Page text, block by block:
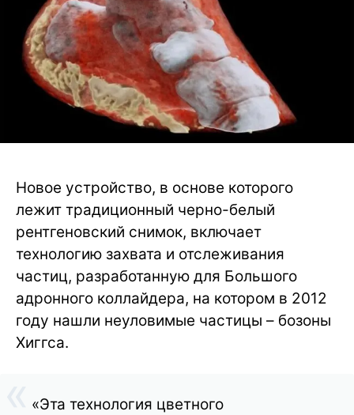
Новое устройство, в основе которого
лежит традиционный черно-белый
рентгеновский снимок, включает
технологию захвата и отслеживания
частиц, разработанную для Большого
адронного коллайдера, на котором в 2012
году нашли неуловимые частицы – бозоны
Хиггса.
«Эта технология цветного